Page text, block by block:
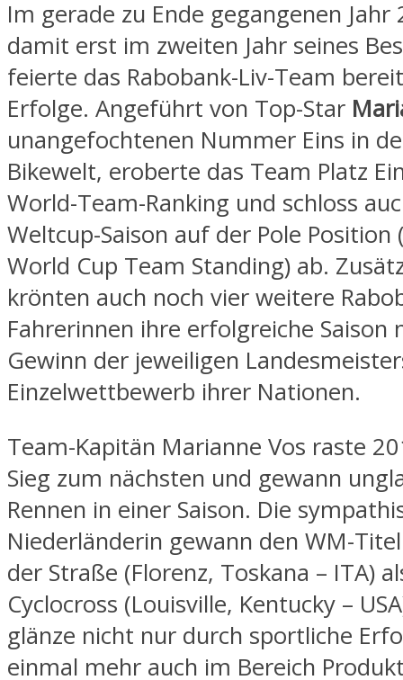
Im gerade zu Ende gegangenen Jahr
damit erst im zweiten Jahr seines
feierte das Rabobank-Liv-Team
Erfolge. Angeführt von Top-Star
unangefochtenen Nummer Eins in
Bikewelt, eroberte das Team Platz
World-Team-Ranking und schloss
Weltcup-Saison auf der Pole Position
World Cup Team Standing) ab.
krönten auch noch vier weitere
Fahrerinnen ihre erfolgreiche Saison
Gewinn der jeweiligen
Einzelwettbewerb ihrer Nationen.
Team-Kapitän Marianne Vos raste
Sieg zum nächsten und gewann
Rennen in einer Saison. Die
Niederländerin gewann den WM-
der Straße (Florenz, Toskana – ITA)
Cyclocross (Louisville, Kentucky –
glänze nicht nur durch sportliche
einmal mehr auch im Bereich